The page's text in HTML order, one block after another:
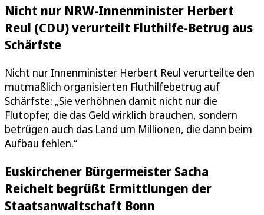
Nicht nur NRW-Innenminister Herbert
Reul (CDU) verurteilt Fluthilfe-Betrug aus
Schärfste
Nicht nur Innenminister Herbert Reul verurteilte den
mutmaßlich organisierten Fluthilfebetrug auf
Schärfste: „Sie verhöhnen damit nicht nur die
Flutopfer, die das Geld wirklich brauchen, sondern
betrügen auch das Land um Millionen, die dann beim
Aufbau fehlen.“
Euskirchener Bürgermeister Sacha
Reichelt begrüßt Ermittlungen der
Staatsanwaltschaft Bonn